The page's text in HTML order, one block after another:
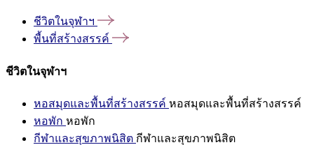
ชีวิตในจุฬาฯ
พื้นที่สร้างสรรค์
ชีวิตในจุฬาฯ
หอสมุดและพื้นที่สร้างสรรค์ หอสมุดและพื้นที่สร้างสรรค์
หอพัก หอพัก
กีฬาและสุขภาพนิสิต กีฬาและสุขภาพนิสิต